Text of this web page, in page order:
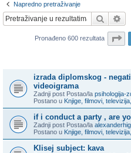
Napredno pretraživanje
Pronađeno 600 rezultata
izrada diplomskog -
videoigrama
Zadnji post Postao/la psihologija-
Postano u Knjige, filmovi,
if i conduct a party , are
Zadnji post Postao/la
Postano u Knjige, filmovi,
Klisej subject: kava